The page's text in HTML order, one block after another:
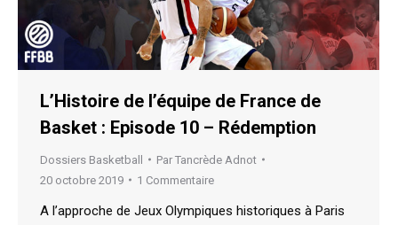
L’Histoire de l’équipe de France de
Basket : Episode 10 – Rédemption
Dossiers Basketball Par Tancrède Adnot
20 octobre 2019
1 Commentaire
A l’approche de Jeux Olympiques historiques à Paris